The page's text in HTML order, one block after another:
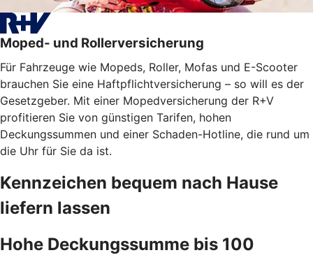
Moped- und Rollerversicherung
Für Fahrzeuge wie Mopeds, Roller, Mofas und E-Scooter
brauchen Sie eine Haftpflichtversicherung – so will es der
Gesetzgeber. Mit einer Mopedversicherung der R+V
profitieren Sie von günstigen Tarifen, hohen
Deckungssummen und einer Schaden-Hotline, die rund um
die Uhr für Sie da ist.
Kennzeichen bequem nach Hause
liefern lassen
Hohe Deckungssumme bis 100